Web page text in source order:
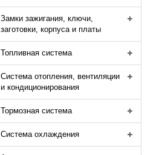
Замки зажигания, ключи,
заготовки, корпуса и платы
Топливная система
Система отопления, вентиляции
и кондиционирования
Тормозная система
Система охлаждения